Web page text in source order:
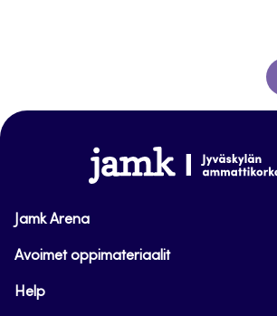
www.jamk.fi
Jamk Arena
Avoimet oppimateriaalit
Help